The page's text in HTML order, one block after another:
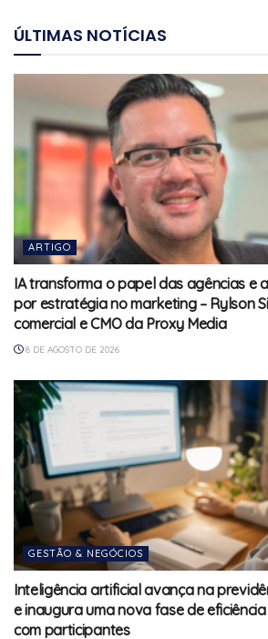
ÚLTIMAS NOTÍCIAS
ARTIGO
IA transforma o papel das agências e
por estratégia no marketing – Rylson
comercial e CMO da Proxy Media
8 DE AGOSTO DE 2026
GESTÃO & NEGÓCIOS
Inteligência artificial avança na
e inaugura uma nova fase de
com participantes